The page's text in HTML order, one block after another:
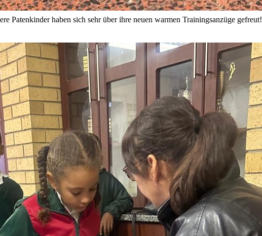
Patenkinder haben sich sehr über ihre neuen warmen Trainingsanzüge gefreut!